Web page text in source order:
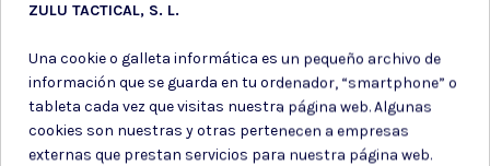
Suscríbete a nuestro boletín
ZULU TACTICAL, S. L.
Una cookie o galleta informática es un pequeño archivo de
información que se guarda en tu ordenador, “smartphone” o
tableta cada vez que visitas nuestra página web. Algunas
cookies son nuestras y otras pertenecen a empresas
externas que prestan servicios para nuestra página web.